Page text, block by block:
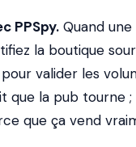
PPSpy. Quand
la boutique
valider les
que la pub tourne ;
que ça vend